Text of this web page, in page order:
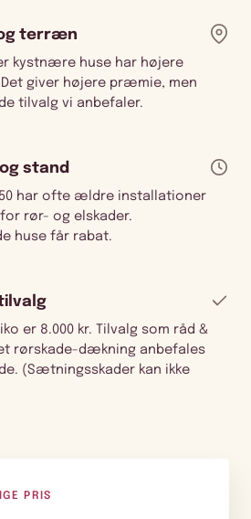
terræn
kystnære huse har højere
giver højere præmie, men
tilvalg vi anbefaler.
stand
har ofte ældre installationer
rør- og elskader.
huse får rabat.
er 8.000 kr. Tilvalg som råd &
rørskade-dækning anbefales
(Sætningsskader kan ikke
PRIS